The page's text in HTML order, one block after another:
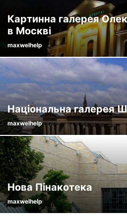
Картинна галерея
в Москві
maxwelhelp
Національна галерея
maxwelhelp
Нова Пінакотека
maxwelhelp